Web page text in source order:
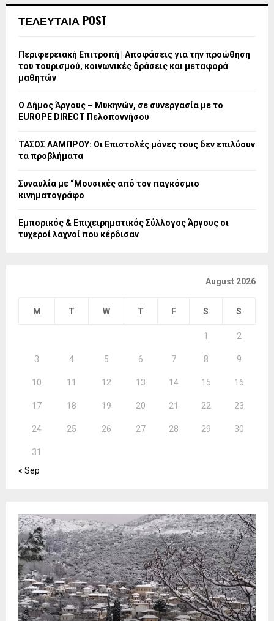
ΤΕΛΕΥΤΑΙΑ POST
Περιφερειακή Επιτροπή | Αποφάσεις για την προώθηση
του τουρισμού, κοινωνικές δράσεις και μεταφορά
μαθητών
Ο Δήμος Άργους – Μυκηνών, σε συνεργασία με το
EUROPE DIRECT Πελοποννήσου
ΤΑΣΟΣ ΛΑΜΠΡΟΥ: Οι Επιστολές μόνες τους δεν επιλύουν
τα προβλήματα
Συναυλία με “Μουσικές από τον παγκόσμιο
κινηματογράφο
Εμπορικός & Επιχειρηματικός Σύλλογος Άργους οι
τυχεροί λαχνοί που κέρδισαν
August 2026
M T W T F S S
1 2
3 4 5 6 7 8 9
10 11 12 13 14 15 16
17 18 19 20 21 22 23
24 25 26 27 28 29 30
31
« Sep